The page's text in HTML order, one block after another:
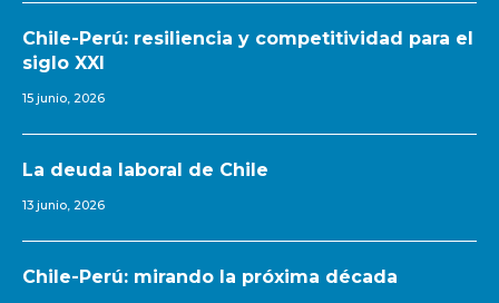
Chile-Perú: resiliencia y competitividad para el
siglo XXI
15 junio, 2026
La deuda laboral de Chile
13 junio, 2026
Chile-Perú: mirando la próxima década